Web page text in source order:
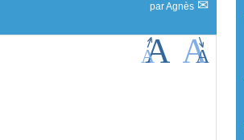
parAgnès